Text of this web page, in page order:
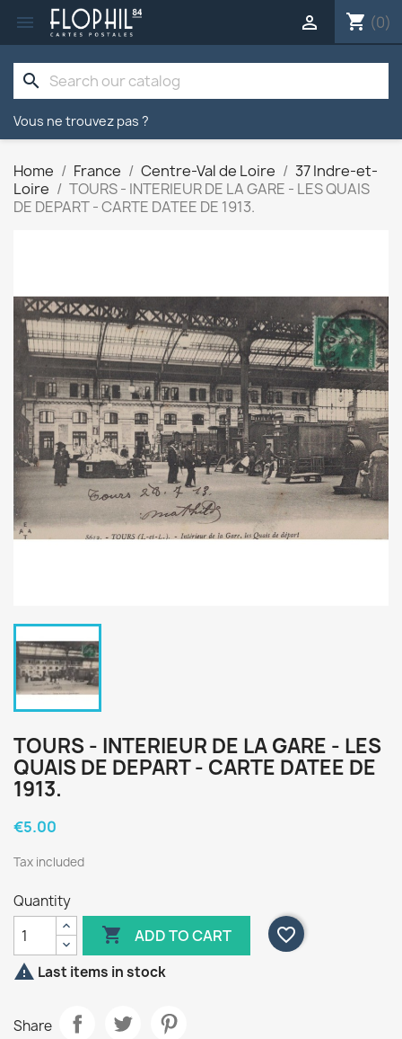
 shopping_cart (0)

search
Vous ne trouvez pas ?
Home France Centre-Val de Loire
37 Indre-et-
Loire
TOURS - INTERIEUR DE LA GARE - LES QUAIS
DE DEPART - CARTE DATEE DE 1913.
TOURS - INTERIEUR DE LA GARE - LES
QUAIS DE DEPART - CARTE DATEE DE
1913.
€5.00
Tax included
Quantity
 ADD TO CART
favorite_border
 Last items in stock
Share